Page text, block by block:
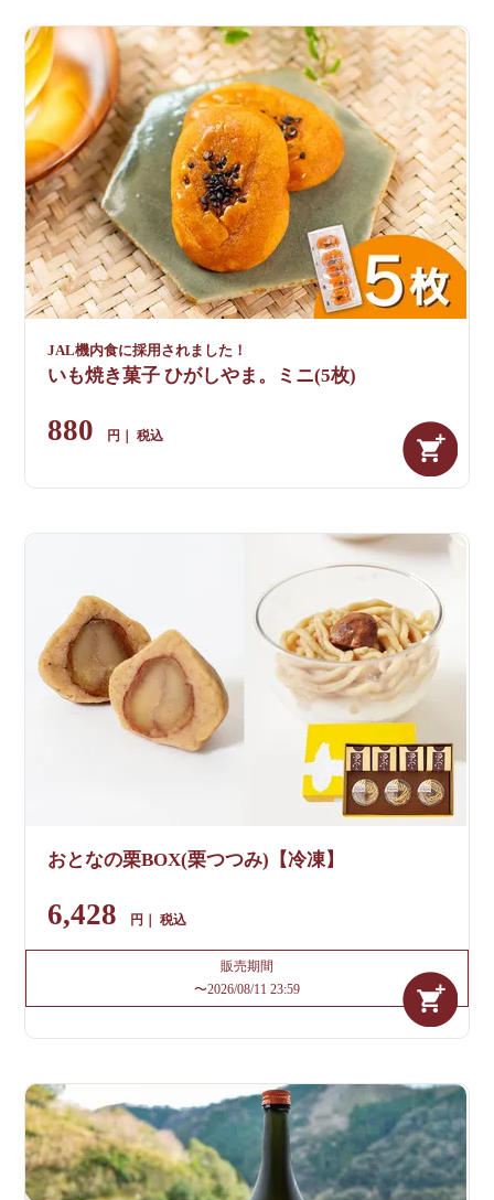
JAL機内食に採用されました！
いも焼き菓子 ひがしやま。ミニ(5枚)
880 税込
おとなの栗BOX(栗つつみ)【冷凍】
6,428 税込
販売期間
〜2026/08/11 23:59